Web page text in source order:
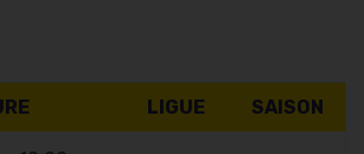
LIGUE SAISON